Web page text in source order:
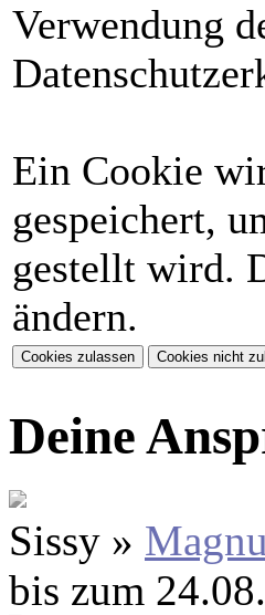
Verwendung
Ein Cookie
gespeichert,
gestellt wird.
ändern.
Deine
Sissy »
bis zum